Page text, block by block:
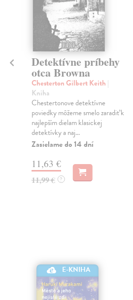
Detektívne príbehy
otca Browna
Chesterton Gilbert Keith |
Kniha
Chestertonove detektívne
poviedky môžeme smelo zaradiť k
najlepším dielam klasickej
detektívky a naj...
Zasielame do 14 dní
11,63 €
11,99 € ?
E-KNIHA